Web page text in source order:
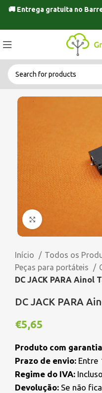
🚚 Entrega gratuita no
Início
Todos os
Peças para portáteis
DC JACK PARA Ainol
DC JACK PARA
€5,65
Produto com garantia
Prazo de envio: Entre
Regime do IVA:
Devolução: Se não